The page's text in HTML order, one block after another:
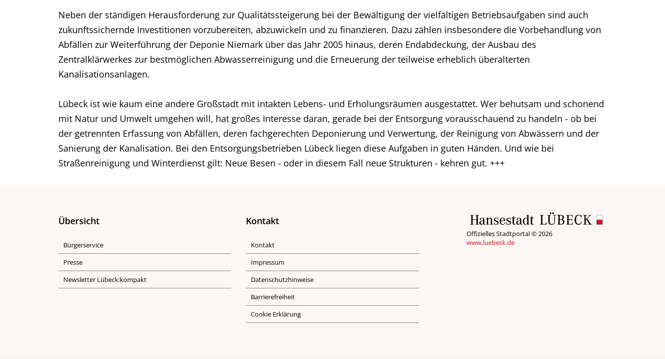
Neben der ständigen Herausforderung zur Qualitätssteigerung bei der Bewältigung der vielfältigen Betriebsaufgaben sind auch
zukunftssichernde Investitionen vorzubereiten, abzuwickeln und zu finanzieren. Dazu zählen insbesondere die Vorbehandlung von
Abfällen zur Weiterführung der Deponie Niemark über das Jahr 2005 hinaus, deren Endabdeckung, der Ausbau des
Zentralklärwerkes zur bestmöglichen Abwasserreinigung und die Erneuerung der teilweise erheblich überalterten
Kanalisationsanlagen.
Lübeck ist wie kaum eine andere Großstadt mit intakten Lebens- und Erholungsräumen ausgestattet. Wer behutsam und schonend
mit Natur und Umwelt umgehen will, hat großes Interesse daran, gerade bei der Entsorgung vorausschauend zu handeln - ob bei
der getrennten Erfassung von Abfällen, deren fachgerechten Deponierung und Verwertung, der Reinigung von Abwässern und der
Sanierung der Kanalisation. Bei den Entsorgungsbetrieben Lübeck liegen diese Aufgaben in guten Händen. Und wie bei
Straßenreinigung und Winterdienst gilt: Neue Besen - oder in diesem Fall neue Strukturen - kehren gut. +++
Übersicht
Bürgerservice
Presse
Newsletter Lübeck:kompakt
Kontakt
Kontakt
Impressum
Datenschutzhinweise
Barrierefreiheit
Cookie Erklärung
Offizielles Stadtportal © 2026
www.luebeck.de